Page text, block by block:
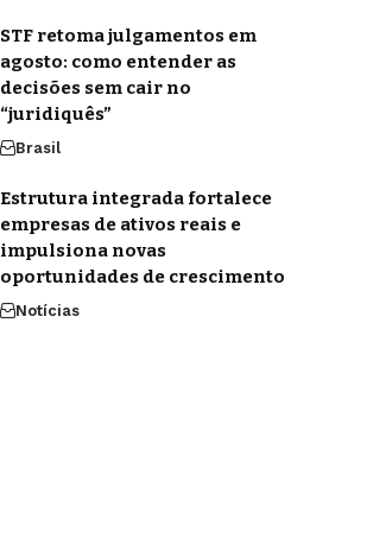
STF retoma julgamentos em
agosto: como entender as
decisões sem cair no
“juridiquês”
Brasil
Estrutura integrada fortalece
empresas de ativos reais e
impulsiona novas
oportunidades de crescimento
Notícias